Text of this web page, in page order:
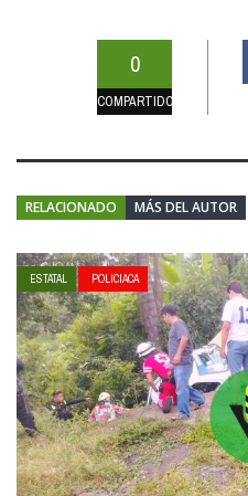
0
COMPARTIDOS
RELACIONADO MÁS DEL AUTOR
ESTATAL POLICIACA